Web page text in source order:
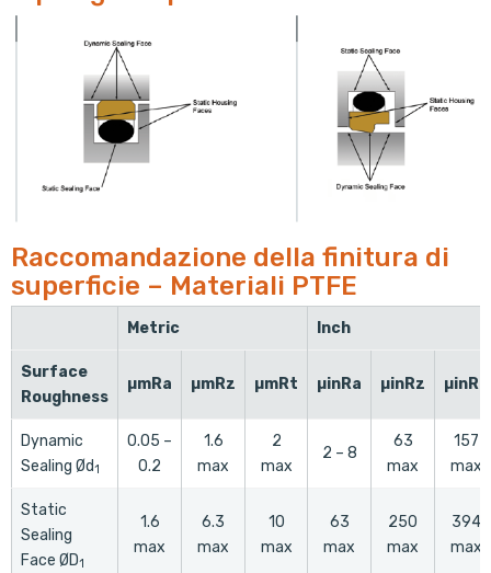
Raccomandazione della finitura di
superficie – Materiali PTFE
Metric Inch
Surface
Roughness
µmRa µmRz µmRt µinRa µinRz µinRt
Dynamic
Sealing Ød1
0.05 –
0.2
1.6
max
2
max
2 – 8
63
max
157
max
Static
Sealing
Face ØD1
1.6
max
6.3
max
10
max
63
max
250
max
394
max